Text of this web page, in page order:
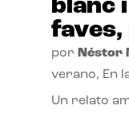
blanc
por Néstor
verano, En
Un relato